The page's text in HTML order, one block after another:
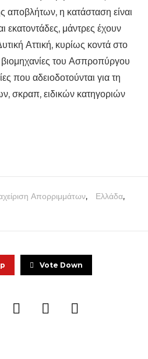
αποβλήτων, η κατάσταση είναι
εκατοντάδες, μάντρες έχουν
Αττική, κυρίως κοντά στο
του Ασπροπύργου
που αδειοδοτούνται για τη
σκραπ, ειδικών κατηγοριών
Απορριμμάτων, Ελλάδα,
Vote Down